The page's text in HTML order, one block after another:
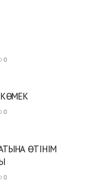
0
КӨМЕК
0
ӨТІНІМ
0